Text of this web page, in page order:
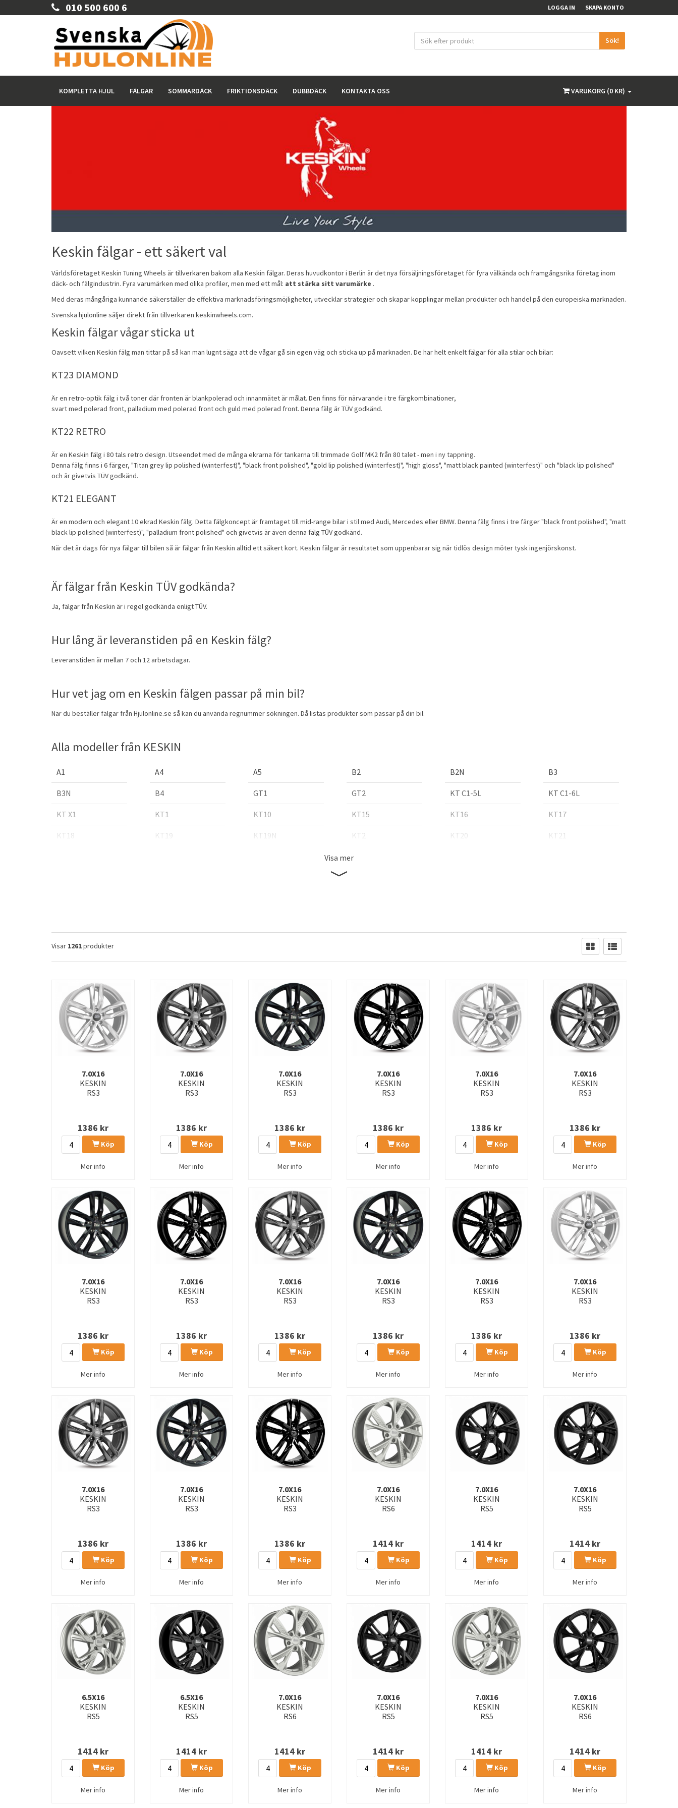
010 500 600 6 LOGGA IN SKAPA KONTO
Sök!
VARUKORG (0 KR)
KOMPLETTA HJUL FÄLGAR SOMMARDÄCK FRIKTIONSDÄCK DUBBDÄCK KONTAKTA OSS
Keskin fälgar - ett säkert val
Världsföretaget Keskin Tuning Wheels är tillverkaren bakom alla Keskin fälgar. Deras huvudkontor i Berlin är det nya försäljningsföretaget för fyra välkända och framgångsrika företag inom
däck- och fälgindustrin. Fyra varumärken med olika profiler, men med ett mål: att stärka sitt varumärke .
Med deras mångåriga kunnande säkerställer de effektiva marknadsföringsmöjligheter, utvecklar strategier och skapar kopplingar mellan produkter och handel på den europeiska marknaden.
Svenska hjulonline säljer direkt från tillverkaren keskinwheels.com.
Keskin fälgar vågar sticka ut
Oavsett vilken Keskin fälg man tittar på så kan man lugnt säga att de vågar gå sin egen väg och sticka up på marknaden. De har helt enkelt fälgar för alla stilar och bilar:
KT23 DIAMOND
Är en retro-optik fälg i två toner där fronten är blankpolerad och innanmätet är målat. Den finns för närvarande i tre färgkombinationer,
svart med polerad front, palladium med polerad front och guld med polerad front. Denna fälg är TÜV godkänd.
KT22 RETRO
Är en Keskin fälg i 80 tals retro design. Utseendet med de många ekrarna för tankarna till trimmade Golf MK2 från 80 talet - men i ny tappning.
Denna fälg finns i 6 färger, "Titan grey lip polished (winterfest)", "black front polished", "gold lip polished (winterfest)", "high gloss", "matt black painted (winterfest)" och "black lip polished"
och är givetvis TÜV godkänd.
KT21 ELEGANT
Är en modern och elegant 10 ekrad Keskin fälg. Detta fälgkoncept är framtaget till mid-range bilar i stil med Audi, Mercedes eller BMW. Denna fälg finns i tre färger "black front polished", "matt
black lip polished (winterfest)", "palladium front polished" och givetvis är även denna fälg TÜV godkänd.
När det är dags för nya fälgar till bilen så är fälgar från Keskin alltid ett säkert kort. Keskin fälgar är resultatet som uppenbarar sig när tidlös design möter tysk ingenjörskonst.
Är fälgar från Keskin TÜV godkända?
Ja, fälgar från Keskin är i regel godkända enligt TÜV.
Hur lång är leveranstiden på en Keskin fälg?
Leveranstiden är mellan 7 och 12 arbetsdagar.
Hur vet jag om en Keskin fälgen passar på min bil?
När du beställer fälgar från Hjulonline.se så kan du använda regnummer sökningen. Då listas produkter som passar på din bil.
Alla modeller från KESKIN
A1 A4 A5 B2 B2N B3
B3N B4 GT1 GT2 KT C1-5L KT C1-6L
KT X1 KT1 KT10 KT15 KT16 KT17
KT18 KT19 KT19N KT2 KT20 KT21
KT25
Visa mer
Visar 1261produkter
7.0X16
KESKIN
RS3
1386 kr
Köp
Mer info
7.0X16
KESKIN
RS3
1386 kr
Köp
Mer info
7.0X16
KESKIN
RS3
1386 kr
Köp
Mer info
7.0X16
KESKIN
RS3
1386 kr
Köp
Mer info
7.0X16
KESKIN
RS3
1386 kr
Köp
Mer info
7.0X16
KESKIN
RS3
1386 kr
Köp
Mer info
7.0X16
KESKIN
RS3
1386 kr
Köp
Mer info
7.0X16
KESKIN
RS3
1386 kr
Köp
Mer info
7.0X16
KESKIN
RS3
1386 kr
Köp
Mer info
7.0X16
KESKIN
RS3
1386 kr
Köp
Mer info
7.0X16
KESKIN
RS3
1386 kr
Köp
Mer info
7.0X16
KESKIN
RS3
1386 kr
Köp
Mer info
7.0X16
KESKIN
RS3
1386 kr
Köp
Mer info
7.0X16
KESKIN
RS3
1386 kr
Köp
Mer info
7.0X16
KESKIN
RS3
1386 kr
Köp
Mer info
7.0X16
KESKIN
RS6
1414 kr
Köp
Mer info
7.0X16
KESKIN
RS5
1414 kr
Köp
Mer info
7.0X16
KESKIN
RS5
1414 kr
Köp
Mer info
6.5X16
KESKIN
RS5
1414 kr
Köp
Mer info
6.5X16
KESKIN
RS5
1414 kr
Köp
Mer info
7.0X16
KESKIN
RS6
1414 kr
Köp
Mer info
7.0X16
KESKIN
RS5
1414 kr
Köp
Mer info
7.0X16
KESKIN
RS5
1414 kr
Köp
Mer info
7.0X16
KESKIN
RS6
1414 kr
Köp
Mer info